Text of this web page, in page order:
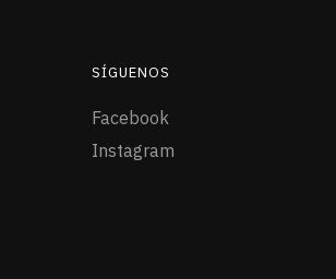
SÍGUENOS
Facebook
Instagram